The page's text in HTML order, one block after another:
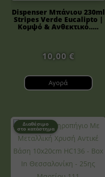
Dispenser Μπάνιου 230ml
Stripes Verde Eucalipto |
Κομψό & Ανθεκτικό.....
10,00 €
Αγορά
Διαθέσιμο
στο κατάστημα